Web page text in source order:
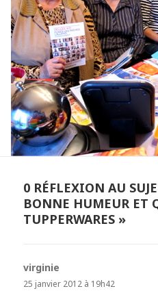
0 RÉFLEXION AU
BONNE HUMEUR ET
TUPPERWARES »
virginie
25 janvier 2012 à 19h42